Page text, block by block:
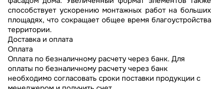
способствует ускорению монтажных работ на больших
площадях, что сокращает общее время благоустройства
территории.
Доставка и оплата
Оплата
Оплата по безналичному расчету через банк. Для
оплаты по безналичному расчету через банк
необходимо согласовать сроки поставки продукции с